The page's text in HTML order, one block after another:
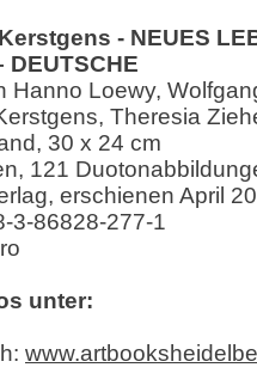
- NEUES
DEUTSCHE
Hanno Loewy,
Theresia
30 x 24 cm
121
erschienen April
3-86828-277-1
unter: